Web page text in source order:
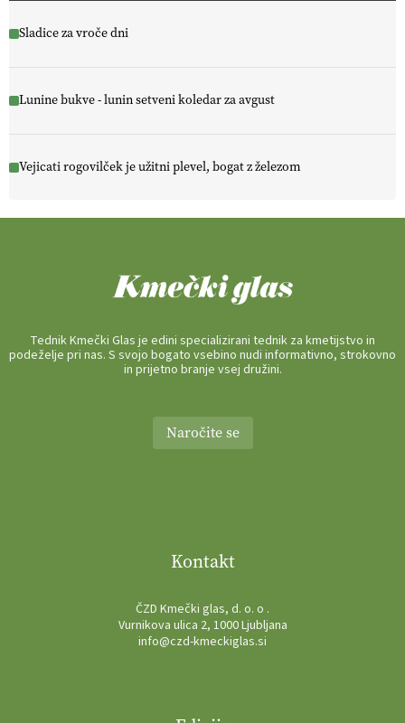
Sladice za vroče dni
Lunine bukve - lunin setveni koledar za avgust
Vejicati rogovilček je užitni plevel, bogat z železom
Tednik Kmečki Glas je edini specializirani tednik za kmetijstvo in
podeželje pri nas. S svojo bogato vsebino nudi informativno, strokovno
in prijetno branje vsej družini.
Naročite se
Kontakt
ČZD Kmečki glas, d. o. o .
Vurnikova ulica 2, 1000 Ljubljana
info@czd-kmeckiglas.si